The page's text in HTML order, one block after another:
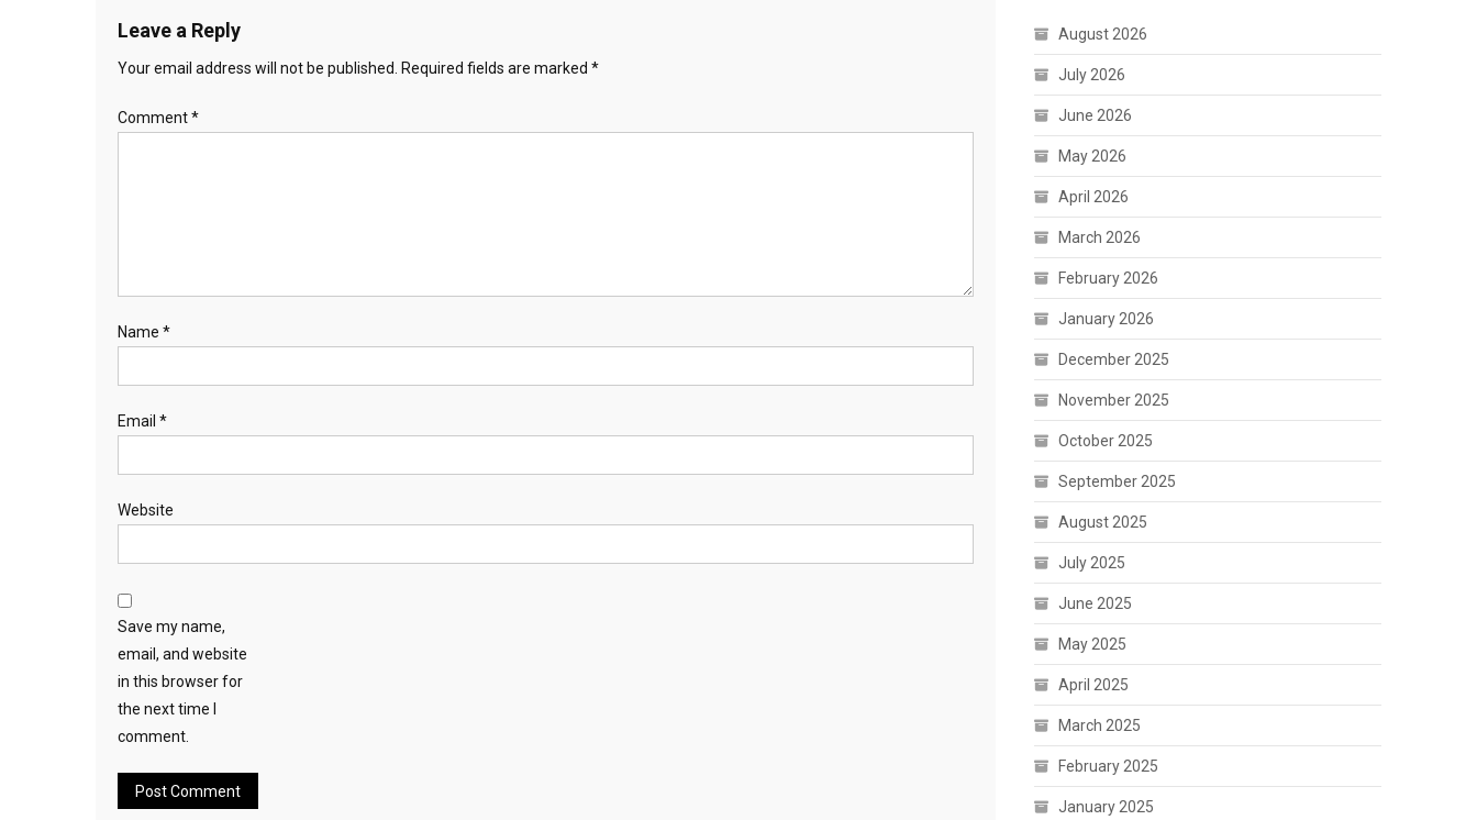
Leave a Reply
Your email address will not be published. Required fields are marked *
Comment*
Name *
Email *
Website
Save my name,
email, and website
in this browser for
the next time I
comment.
August 2026
July 2026
June 2026
May 2026
April 2026
March 2026
February 2026
January 2026
December 2025
November 2025
October 2025
September 2025
August 2025
July 2025
June 2025
May 2025
April 2025
March 2025
February 2025
January 2025